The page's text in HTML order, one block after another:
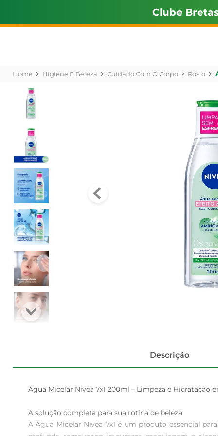
Clube Bretas
Higiene E Beleza Cuidado Com O Corpo Rosto
Descrição
Água Micelar Nivea 7x1 200ml – Limpeza e Hidratação
A solução completa para sua rotina de beleza
A Água Micelar Nivea 7x1 é um produto essencial